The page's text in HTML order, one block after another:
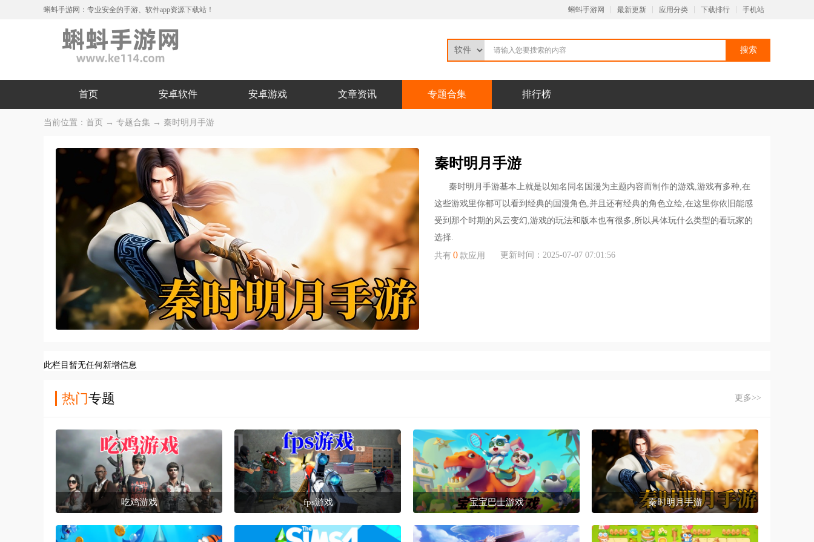
蝌蚪手游网：专业安全的手游、软件app资源下载站！ 蝌蚪手游网 最新更新 应用分类 下载排行 手机站
首页 安卓软件 安卓游戏 文章资讯 专题合集 排行榜
当前位置： 首页 → 专题合集 → 秦时明月手游
秦时明月手游
秦时明月手游基本上就是以知名同名国漫为主题内容而制作的游戏,游戏有多种,在
这些游戏里你都可以看到经典的国漫角色,并且还有经典的角色立绘,在这里你依旧能感
受到那个时期的风云变幻,游戏的玩法和版本也有很多,所以具体玩什么类型的看玩家的
选择.
共有 0 款应用 更新时间：2025-07-07 07:01:56
此栏目暂无任何新增信息
热门专题 更多>>
吃鸡游戏 fps游戏 宝宝巴士游戏 秦时明月手游